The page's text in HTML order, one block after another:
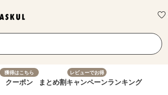
獲得はこちら
クーポン まとめ割
レビューでお得
キャンペーンランキング